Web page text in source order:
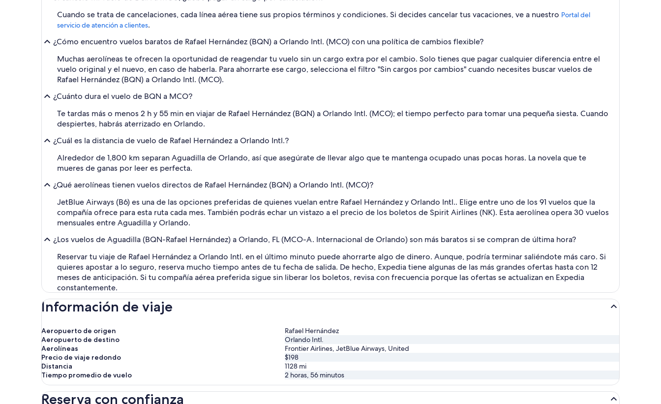
Cuando se trata de cancelaciones, cada línea aérea tiene sus propios términos y condiciones. Si decides cancelar tus vacaciones, ve a nuestro Portal del
servicio de atención a clientes.
¿Cómo encuentro vuelos baratos de Rafael Hernández (BQN) a Orlando Intl. (MCO) con una política de cambios flexible?
Muchas aerolíneas te ofrecen la oportunidad de reagendar tu vuelo sin un cargo extra por el cambio. Solo tienes que pagar cualquier diferencia entre el
vuelo original y el nuevo, en caso de haberla. Para ahorrarte ese cargo, selecciona el filtro "Sin cargos por cambios" cuando necesites buscar vuelos de
Rafael Hernández (BQN) a Orlando Intl. (MCO).
¿Cuánto dura el vuelo de BQN a MCO?
Te tardas más o menos 2 h y 55 min en viajar de Rafael Hernández (BQN) a Orlando Intl. (MCO); el tiempo perfecto para tomar una pequeña siesta. Cuando
despiertes, habrás aterrizado en Orlando.
¿Cuál es la distancia de vuelo de Rafael Hernández a Orlando Intl.?
Alrededor de 1,800 km separan Aguadilla de Orlando, así que asegúrate de llevar algo que te mantenga ocupado unas pocas horas. La novela que te
mueres de ganas por leer es perfecta.
¿Qué aerolíneas tienen vuelos directos de Rafael Hernández (BQN) a Orlando Intl. (MCO)?
JetBlue Airways (B6) es una de las opciones preferidas de quienes vuelan entre Rafael Hernández y Orlando Intl.. Elige entre uno de los 91 vuelos que la
compañía ofrece para esta ruta cada mes. También podrás echar un vistazo a el precio de los boletos de Spirit Airlines (NK). Esta aerolínea opera 30 vuelos
mensuales entre Aguadilla y Orlando.
¿Los vuelos de Aguadilla (BQN-Rafael Hernández) a Orlando, FL (MCO-A. Internacional de Orlando) son más baratos si se compran de última hora?
Reservar tu viaje de Rafael Hernández a Orlando Intl. en el último minuto puede ahorrarte algo de dinero. Aunque, podría terminar saliéndote más caro. Si
quieres apostar a lo seguro, reserva mucho tiempo antes de tu fecha de salida. De hecho, Expedia tiene algunas de las más grandes ofertas hasta con 12
meses de anticipación. Si tu compañía aérea preferida sigue sin liberar los boletos, revisa con frecuencia porque las ofertas se actualizan en Expedia
constantemente.
Información de viaje
Aeropuerto de origen
Rafael Hernández
Aeropuerto de destino
Orlando Intl.
Aerolíneas
Frontier Airlines, JetBlue Airways, United
Precio de viaje redondo
$198
Distancia
1128 mi
Tiempo promedio de vuelo
2 horas, 56 minutos
Reserva con confianza